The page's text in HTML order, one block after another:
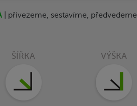
| přivezeme, sestavíme, předvedeme
ŠÍŘKA VÝŠKA